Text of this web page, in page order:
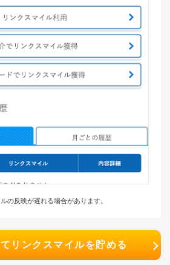
の反映が遅れる場合があります。
リンクスマイルを貯める